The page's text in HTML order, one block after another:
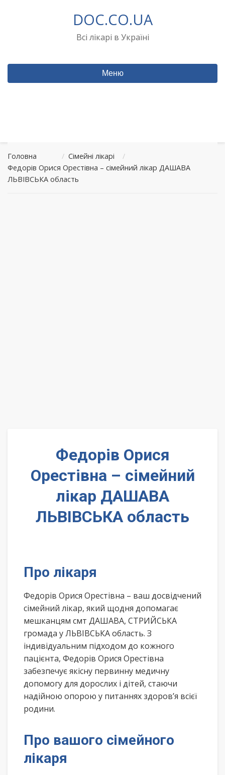
DOC.CO.UA
Всі лікарі в Україні
Меню
Головна / Сімейні лікарі
/
Федорів Орися Орестівна – сімейний лікар ДАШАВА
ЛЬВІВСЬКА область
Федорів Орися
Орестівна – сімейний
лікар ДАШАВА
ЛЬВІВСЬКА область
Про лікаря
Федорів Орися Орестівна – ваш досвідчений
сімейний лікар, який щодня допомагає
мешканцям смт ДАШАВА, СТРИЙСЬКА
громада у ЛЬВІВСЬКА область. З
індивідуальним підходом до кожного
пацієнта, Федорів Орися Орестівна
забезпечує якісну первинну медичну
допомогу для дорослих і дітей, стаючи
надійною опорою у питаннях здоров’я всієї
родини.
Про вашого сімейного
лікаря